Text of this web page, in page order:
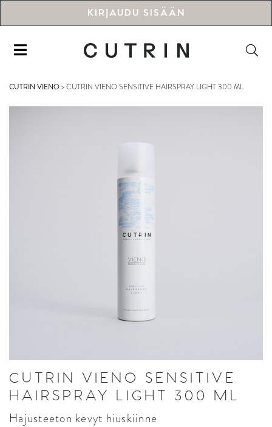
KIRJAUDU SISÄÄN
CUTRIN VIENO>CUTRIN VIENO SENSITIVE HAIRSPRAY LIGHT 300 ML
CUTRIN VIENO SENSITIVE
HAIRSPRAY LIGHT 300 ML
Hajusteeton kevyt hiuskiinne